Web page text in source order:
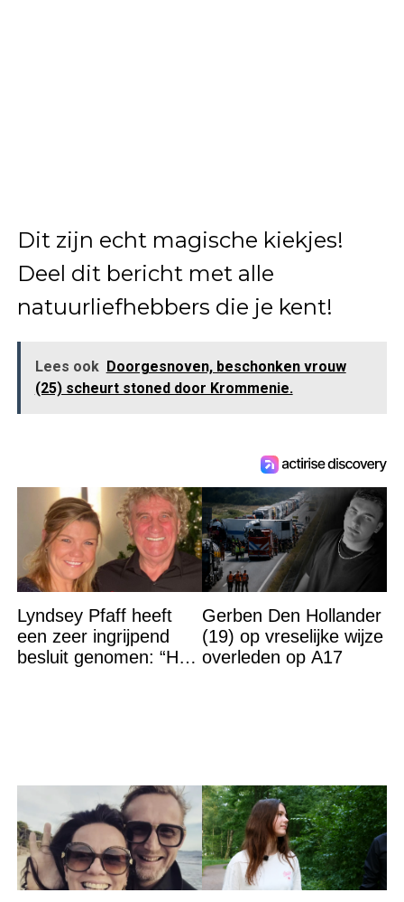
Dit zijn echt magische kiekjes!
Deel dit bericht met alle
natuurliefhebbers die je kent!
Lees ook Doorgesnoven, beschonken vrouw
(25) scheurt stoned door Krommenie.
Lyndsey Pfaff heeft
een zeer ingrijpend
besluit genomen: “Het
Gerben Den Hollander
(19) op vreselijke wijze
overleden op A17